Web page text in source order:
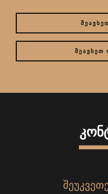
ᲨᲔᲐᲕᲡᲔᲗ